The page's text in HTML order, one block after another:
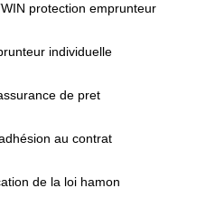
protection emprunteur
individuelle
de pret
au contrat
de la loi hamon